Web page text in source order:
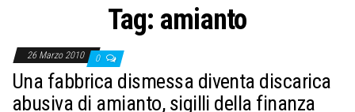
i
Tag: amianto
26 Marzo 2010 0
Una fabbrica dismessa diventa discarica
abusiva di amianto, sigilli della finanza